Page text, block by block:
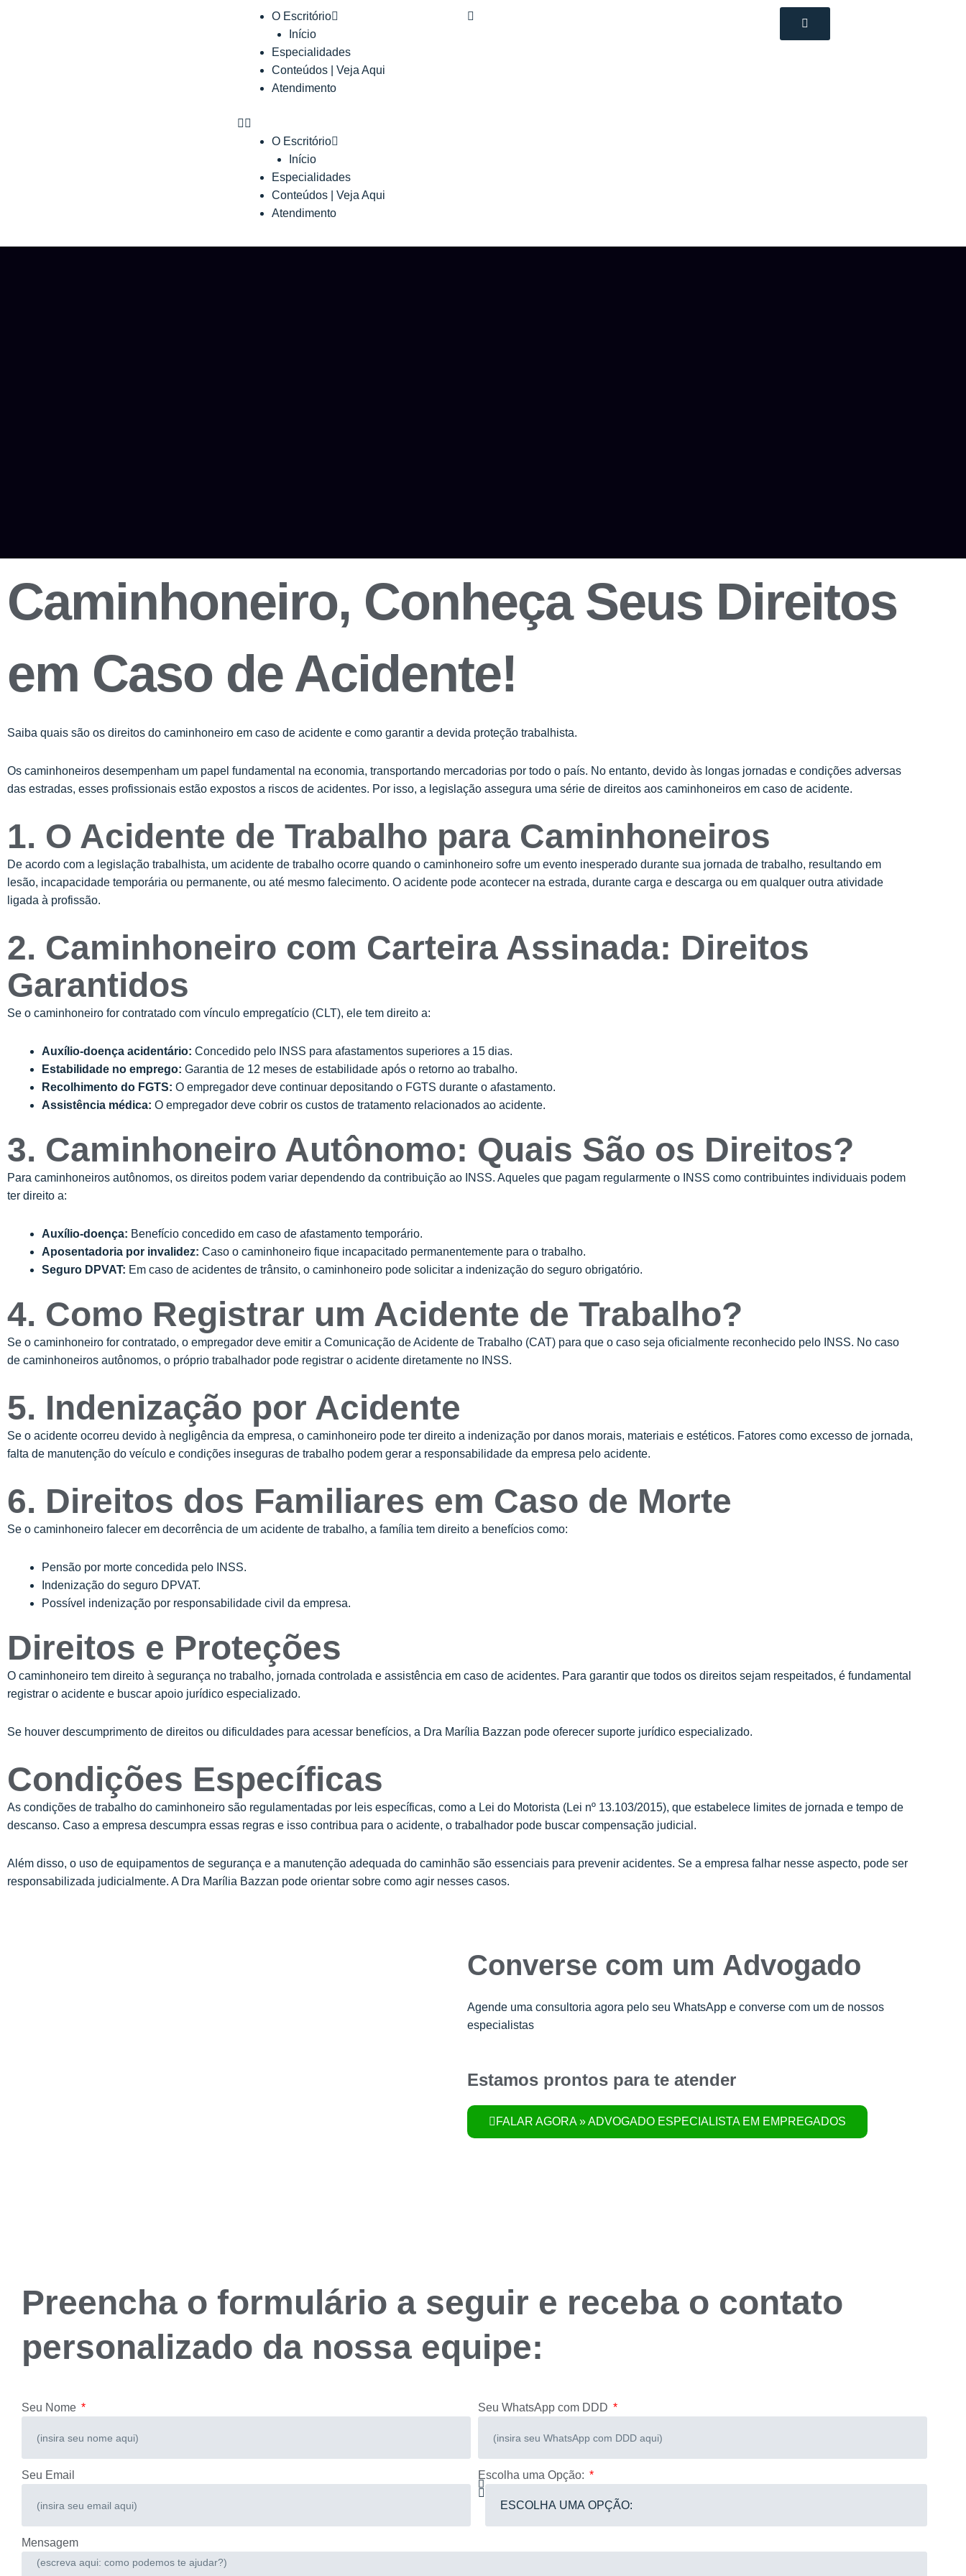
O Escritório
Início
Especialidades
Conteúdos | Veja Aqui
Atendimento
O Escritório
Início
Especialidades
Conteúdos | Veja Aqui
Atendimento
Caminhoneiro, Conheça Seus Direitos
em Caso de Acidente!
Saiba quais são os direitos do caminhoneiro em caso de acidente e como garantir a devida proteção trabalhista.
Os caminhoneiros desempenham um papel fundamental na economia, transportando mercadorias por todo o país. No entanto, devido às longas jornadas e condições adversas
das estradas, esses profissionais estão expostos a riscos de acidentes. Por isso, a legislação assegura uma série de direitos aos caminhoneiros em caso de acidente.
1. O Acidente de Trabalho para Caminhoneiros
De acordo com a legislação trabalhista, um acidente de trabalho ocorre quando o caminhoneiro sofre um evento inesperado durante sua jornada de trabalho, resultando em
lesão, incapacidade temporária ou permanente, ou até mesmo falecimento. O acidente pode acontecer na estrada, durante carga e descarga ou em qualquer outra atividade
ligada à profissão.
2. Caminhoneiro com Carteira Assinada: Direitos
Garantidos
Se o caminhoneiro for contratado com vínculo empregatício (CLT), ele tem direito a:
Auxílio-doença acidentário: Concedido pelo INSS para afastamentos superiores a 15 dias.
Estabilidade no emprego: Garantia de 12 meses de estabilidade após o retorno ao trabalho.
Recolhimento do FGTS: O empregador deve continuar depositando o FGTS durante o afastamento.
Assistência médica: O empregador deve cobrir os custos de tratamento relacionados ao acidente.
3. Caminhoneiro Autônomo: Quais São os Direitos?
Para caminhoneiros autônomos, os direitos podem variar dependendo da contribuição ao INSS. Aqueles que pagam regularmente o INSS como contribuintes individuais podem
ter direito a:
Auxílio-doença: Benefício concedido em caso de afastamento temporário.
Aposentadoria por invalidez: Caso o caminhoneiro fique incapacitado permanentemente para o trabalho.
Seguro DPVAT: Em caso de acidentes de trânsito, o caminhoneiro pode solicitar a indenização do seguro obrigatório.
4. Como Registrar um Acidente de Trabalho?
Se o caminhoneiro for contratado, o empregador deve emitir a Comunicação de Acidente de Trabalho (CAT) para que o caso seja oficialmente reconhecido pelo INSS. No caso
de caminhoneiros autônomos, o próprio trabalhador pode registrar o acidente diretamente no INSS.
5. Indenização por Acidente
Se o acidente ocorreu devido à negligência da empresa, o caminhoneiro pode ter direito a indenização por danos morais, materiais e estéticos. Fatores como excesso de jornada,
falta de manutenção do veículo e condições inseguras de trabalho podem gerar a responsabilidade da empresa pelo acidente.
6. Direitos dos Familiares em Caso de Morte
Se o caminhoneiro falecer em decorrência de um acidente de trabalho, a família tem direito a benefícios como:
Pensão por morte concedida pelo INSS.
Indenização do seguro DPVAT.
Possível indenização por responsabilidade civil da empresa.
Direitos e Proteções
O caminhoneiro tem direito à segurança no trabalho, jornada controlada e assistência em caso de acidentes. Para garantir que todos os direitos sejam respeitados, é fundamental
registrar o acidente e buscar apoio jurídico especializado.
Se houver descumprimento de direitos ou dificuldades para acessar benefícios, a Dra Marília Bazzan pode oferecer suporte jurídico especializado.
Condições Específicas
As condições de trabalho do caminhoneiro são regulamentadas por leis específicas, como a Lei do Motorista (Lei nº 13.103/2015), que estabelece limites de jornada e tempo de
descanso. Caso a empresa descumpra essas regras e isso contribua para o acidente, o trabalhador pode buscar compensação judicial.
Além disso, o uso de equipamentos de segurança e a manutenção adequada do caminhão são essenciais para prevenir acidentes. Se a empresa falhar nesse aspecto, pode ser
responsabilizada judicialmente. A Dra Marília Bazzan pode orientar sobre como agir nesses casos.
Converse com um Advogado
Agende uma consultoria agora pelo seu WhatsApp e converse com um de nossos
especialistas
Estamos prontos para te atender
FALAR AGORA » ADVOGADO ESPECIALISTA EM EMPREGADOS
Preencha o formulário a seguir e receba o contato
personalizado da nossa equipe:
Seu Nome Seu WhatsApp com DDD
Seu Email Escolha uma Opção:
Mensagem